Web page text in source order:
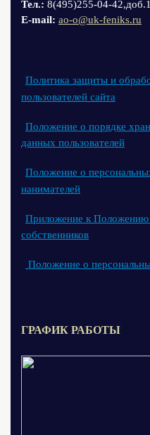
Тел.: 8(495)255-04-
Е-mail: ao-o@uk-feniks.ru
Политика защиты и
пользователей сайта
Положение о порядке
данных пользователей
Положение о
нанимателей
Приложение к Положению
собственников
Положение о
ГРАФИК РАБОТЫ